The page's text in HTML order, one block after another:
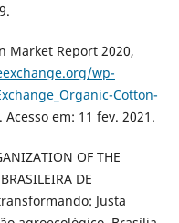
Market Report 2020,
wp-
Cotton-
Acesso em: 11 fev. 2021.
OF THE
DE
Justa